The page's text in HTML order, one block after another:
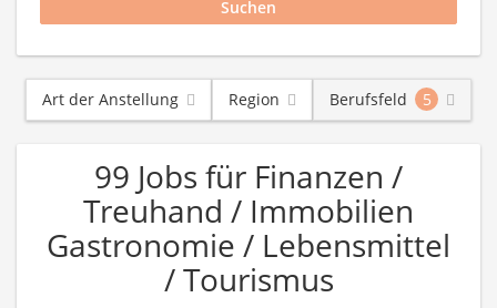
Art der Anstellung Region Berufsfeld 5
99 Jobs für Finanzen /
Treuhand / Immobilien
Gastronomie / Lebensmittel
/ Tourismus